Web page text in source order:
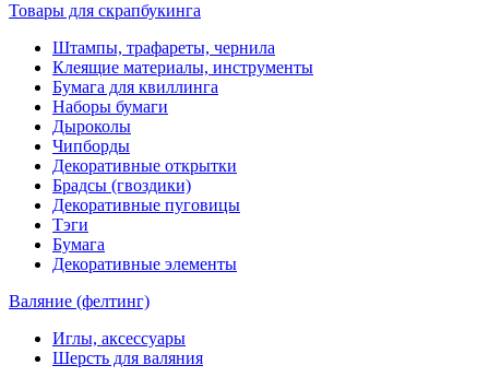
Товары для скрапбукинга
Штампы, трафареты, чернила
Клеящие материалы, инструменты
Бумага для квиллинга
Наборы бумаги
Дыроколы
Чипборды
Декоративные открытки
Брадсы (гвоздики)
Декоративные пуговицы
Тэги
Бумага
Декоративные элементы
Валяние (фелтинг)
Иглы, аксессуары
Шерсть для валяния